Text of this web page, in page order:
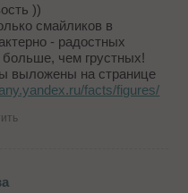
))
смайликов в
- радостных
чем грустных!
выложены на странице
facts/figures/